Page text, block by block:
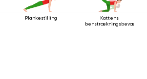
Plankestilling
Kattens
benstrækningsbevægelse